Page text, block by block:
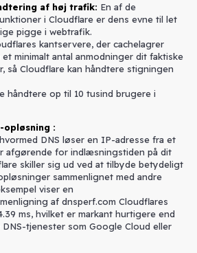
af høj trafik: En af de
i Cloudflare er dens evne til let
pigge i webtrafik.
kantservere, der cachelagrer
et minimalt antal anmodninger dit faktiske
så Cloudflare kan håndtere stigningen
håndtere op til 10 tusind brugere i
opløsning :
DNS løser en IP-adresse fra et
afgørende for indlæsningstiden på dit
skiller sig ud ved at tilbyde betydeligt
sammenlignet med andre
viser en
af dnsperf.com Cloudflares
ms, hvilket er markant hurtigere end
tjenester som Google Cloud eller